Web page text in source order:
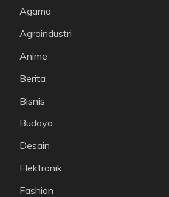
Agama
Agroindustri
Anime
Berita
Bisnis
Budaya
Desain
Elektronik
Fashion